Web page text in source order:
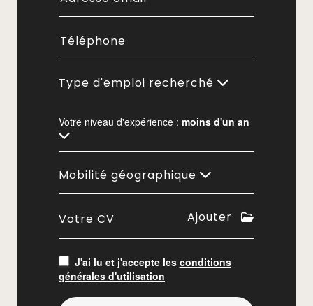
Type d'emploi recherché
Votre niveau d'expérience : moins d'un an
Mobilité géographique
Votre CV Ajouter
J'ai lu et j'accepte les conditions
générales d'utilisation